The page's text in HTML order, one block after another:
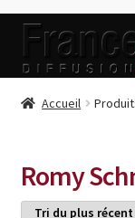
Aller
la
Aller
contenu
Accueil
Compte
Accueil
Romy